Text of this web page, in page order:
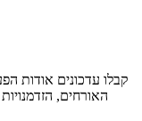
קבלו עדכונים אודות
האורחים,